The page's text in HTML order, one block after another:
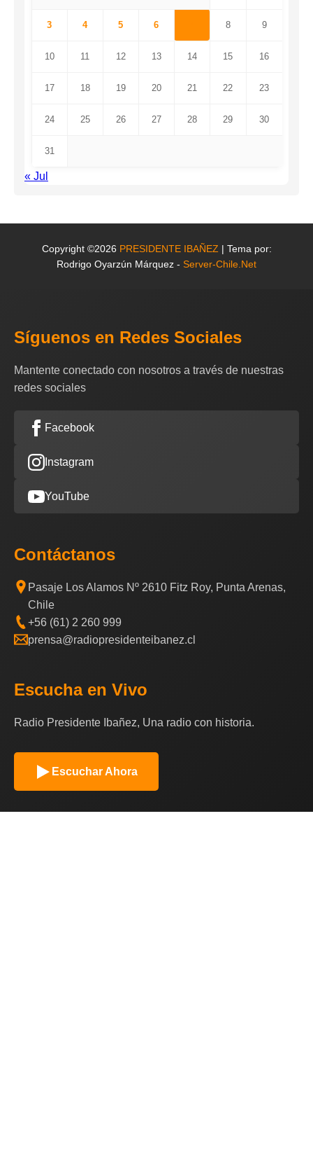
3 4 5 6 8 9
10 11 12 13 14 15 16
17 18 19 20 21 22 23
24 25 26 27 28 29 30
31
« Jul
Copyright ©2026 PRESIDENTE IBAÑEZ | Tema por:
Rodrigo Oyarzún Márquez - Server-Chile.Net
Síguenos en Redes Sociales
Mantente conectado con nosotros a través de nuestras
redes sociales
Facebook
Instagram
YouTube
Contáctanos
Pasaje Los Alamos Nº 2610 Fitz Roy, Punta Arenas,
Chile
+56 (61) 2 260 999
prensa@radiopresidenteibanez.cl
Escucha en Vivo
Radio Presidente Ibañez, Una radio con historia.
Escuchar Ahora